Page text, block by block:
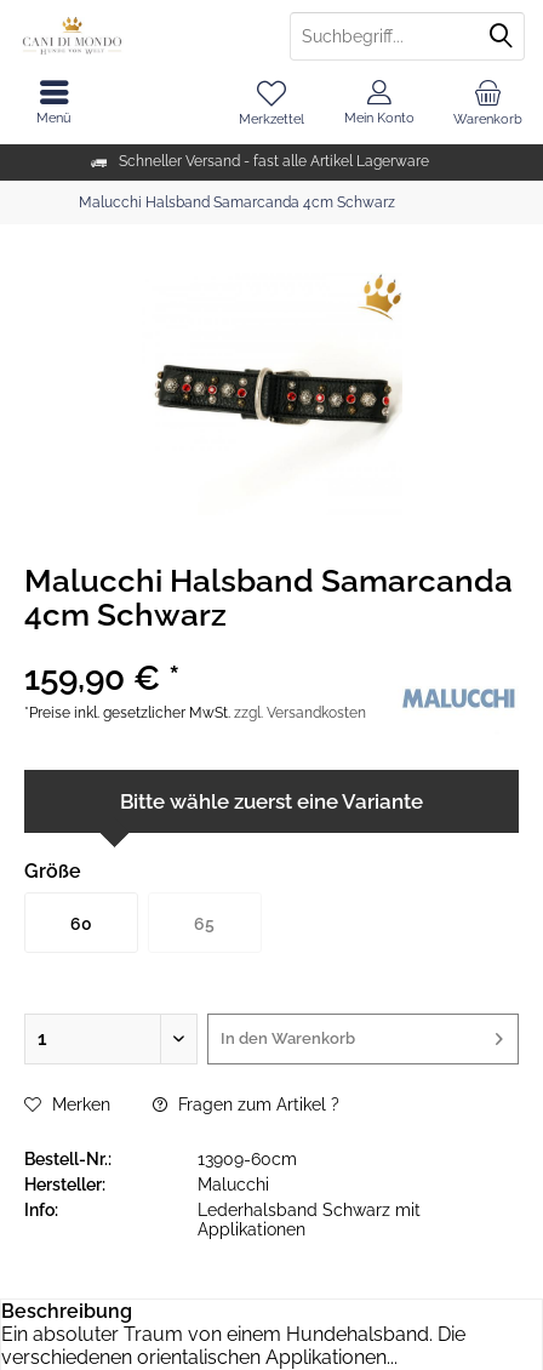
Schneller Versand - fast alle Artikel Lagerware
Warenkorb
Merkzettel Mein Konto
Menü
Malucchi Halsband Samarcanda 4cm Schwarz
Malucchi Halsband Samarcanda
4cm Schwarz
159,90 € *
*Preise inkl. gesetzlicher MwSt. zzgl. Versandkosten
Bitte wähle zuerst eine Variante
Größe
60 65
In den Warenkorb
Merken Fragen zum Artikel ?
Bestell-Nr.:
13909-60cm
Hersteller:
Malucchi
Info:
Lederhalsband Schwarz mit
Applikationen
Beschreibung
Ein absoluter Traum von einem Hundehalsband. Die
verschiedenen orientalischen Applikationen...